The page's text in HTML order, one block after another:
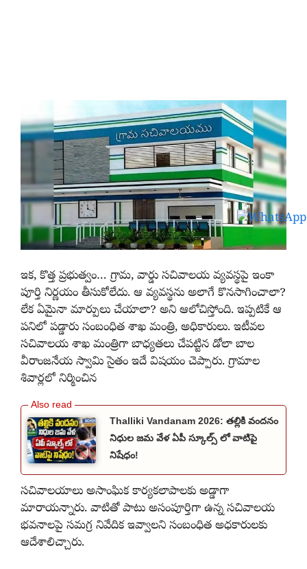
ఇక, కొత్త ప్రభుత్వం… గ్రామ, వార్డు సచివాలయ వ్యవస్థపై ఇంకా
పూర్తి నిర్ణయం తీసుకోలేదు. ఆ వ్యవస్థను అలాగే కొనసాగించాలా?
లేక ఏమైనా మార్పులు చేయాలా? అని ఆలోచిస్తోంది. ఇప్పటికే ఆ
పనిలో పడ్డారు సంబంధిత శాఖ మంత్రి, అధికారులు. ఇటీవల
సచివాలయ శాఖ మంత్రిగా బాధ్యతలు చేపట్టిన డోలా బాల
వీరాంజనేయ స్వామి సైతం ఇదే విషయం చెప్పారు. గ్రామాల
శివార్లలో నిర్మించిన
Thalliki Vandanam 2026: తల్లికి వందనం
నిధుల జమ వేళ ఏపీ స్కూల్స్ లో వాటిపై
నిషేధం!
సచివాలయాలు అసాంఘిక కార్యకలాపాలకు అడ్డాగా
మారాయన్నారు. వాటితో పాటు అసంపూర్తిగా ఉన్న సచివాలయ
భవనాలపై సమగ్ర నివేదిక ఇవ్వాలని సంబంధిత అధకారులకు
ఆదేశాలిచ్చారు.